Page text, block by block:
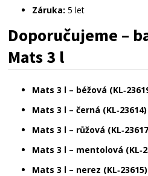
Záruka: 5 let
Doporučujeme –
Mats3 l
Mats 3 l – béžová
Mats 3 l – černá (KL‑23614)
Mats 3 l – růžová
Mats 3 l – mentolová
Mats 3 l – nerez (KL‑23615)